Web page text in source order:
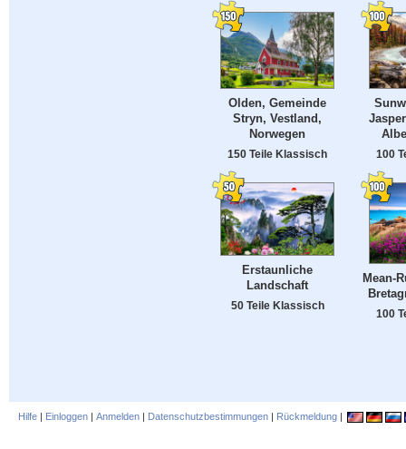
Olden, Gemeinde
Stryn, Vestland,
Norwegen
150 Teile Klassisch 100
Erstaunliche
Landschaft
50 Teile Klassisch
Mean-
100
Hilfe | Einloggen | Anmelden | Datenschutzbestimmungen | Rückmeldung |